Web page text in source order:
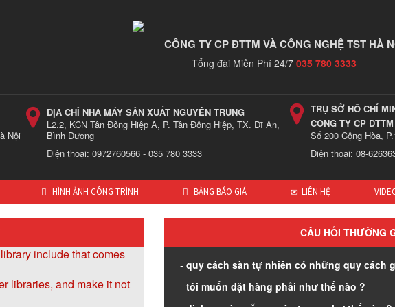
CÔNG TY CP ĐTTM VÀ CÔNG NGHỆ TST HÀ
Tổng đài Miễn Phí 24/7 035 780 3333
Nội
ĐỊA CHỈ NHÀ MÁY SẢN XUẤT NGUYÊN TRUNG
L2.2, KCN Tân Đông Hiệp A, P. Tân Đông Hiệp, TX. Dĩ An,
Bình Dương
Điện thoại: 0972760566 - 035 780 3333
TRỤ SỞ HỒ CHÍ
CÔNG TY CP
Số 200 Cộng Hòa,
Điện thoại: 08-
HÌNH ẢNH CÔNG TRÌNH BẢNG BÁO GIÁ LIÊN HỆ
include that comes
libraries, and make it not
CÂU HỎI THƯỜNG
quy cách sàn tự nhiên có những quy cách
tôi muốn đặt hàng phải như thế nào ?